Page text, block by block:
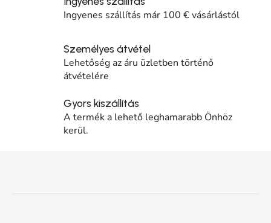
Ingyenes szállítás már 100 € vásárlástól
Személyes átvétel
Lehetőség az áru üzletben történő
átvételére
Gyors kiszállítás
A termék a lehető leghamarabb Önhöz
kerül.